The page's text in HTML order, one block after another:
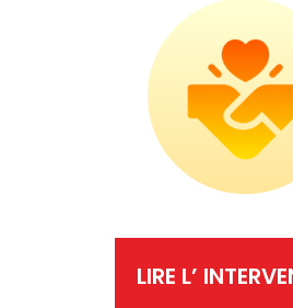
LIRE L’